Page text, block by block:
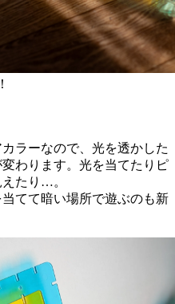
ラーなので、光を透かした
わります。光を当てたりピ
たり…。
てて暗い場所で遊ぶのも新